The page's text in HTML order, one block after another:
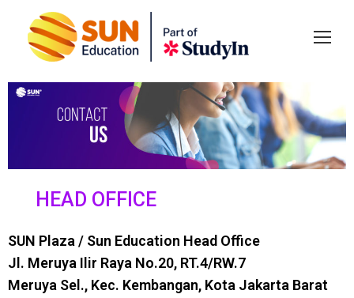
HEAD OFFICE
SUN Plaza / Sun Education Head Office
Jl. Meruya Ilir Raya No.20, RT.4/RW.7
Meruya Sel., Kec. Kembangan, Kota Jakarta Barat